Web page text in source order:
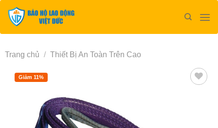
qua
Trang chủ / Thiết Bị An Toàn Trên Cao
Giảm 11%